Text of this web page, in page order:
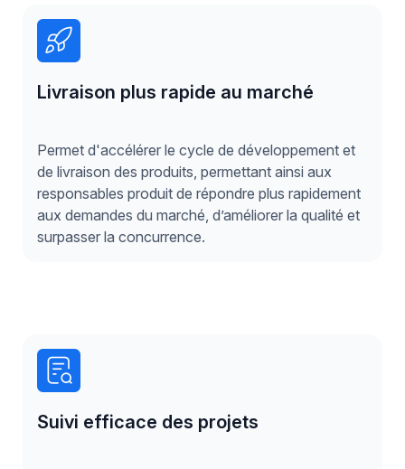
Livraison plus rapide au marché
Permet d'accélérer le cycle de développement et
de livraison des produits, permettant ainsi aux
responsables produit de répondre plus rapidement
aux demandes du marché, d’améliorer la qualité et
surpasser la concurrence.
Suivi efficace des projets